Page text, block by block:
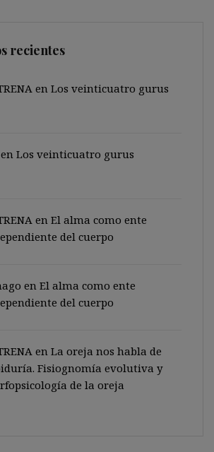
recientes
enLos veinticuatro gurus
Los veinticuatro gurus
enEl alma como ente
del cuerpo
en El alma como ente
del cuerpo
enLa oreja nos habla de
Fisiognomía evolutiva y
de la oreja